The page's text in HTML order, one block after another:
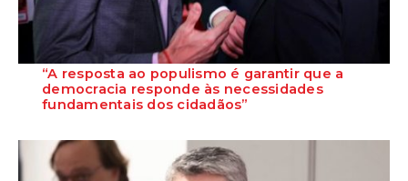
“A resposta ao populismo é garantir que a
democracia responde às necessidades
fundamentais dos cidadãos”
líderes mundiais progressis...